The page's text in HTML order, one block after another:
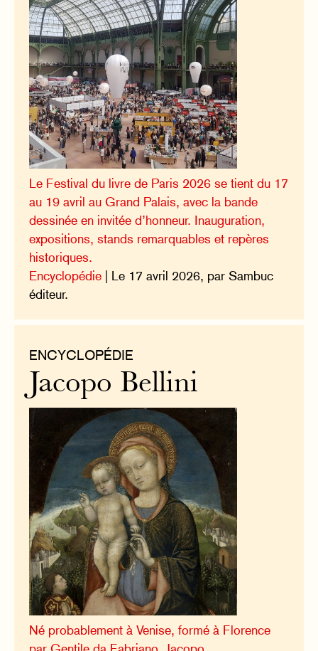
Le Festival du livre de Paris 2026 se tient du 17
au 19 avril au Grand Palais, avec la bande
dessinée en invitée d’honneur. Inauguration,
expositions, stands remarquables et repères
historiques.
Encyclopédie | Le 17 avril 2026, par Sambuc
éditeur.
ENCYCLOPÉDIE
Jacopo Bellini
Né probablement à Venise, formé à Florence